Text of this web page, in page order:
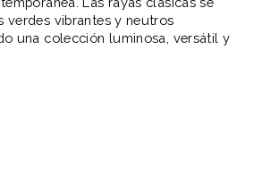
verdes vibrantes y neutros
una colección luminosa, versátil y